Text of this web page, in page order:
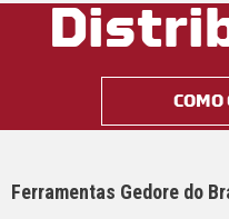
Ferramentas Gedore do